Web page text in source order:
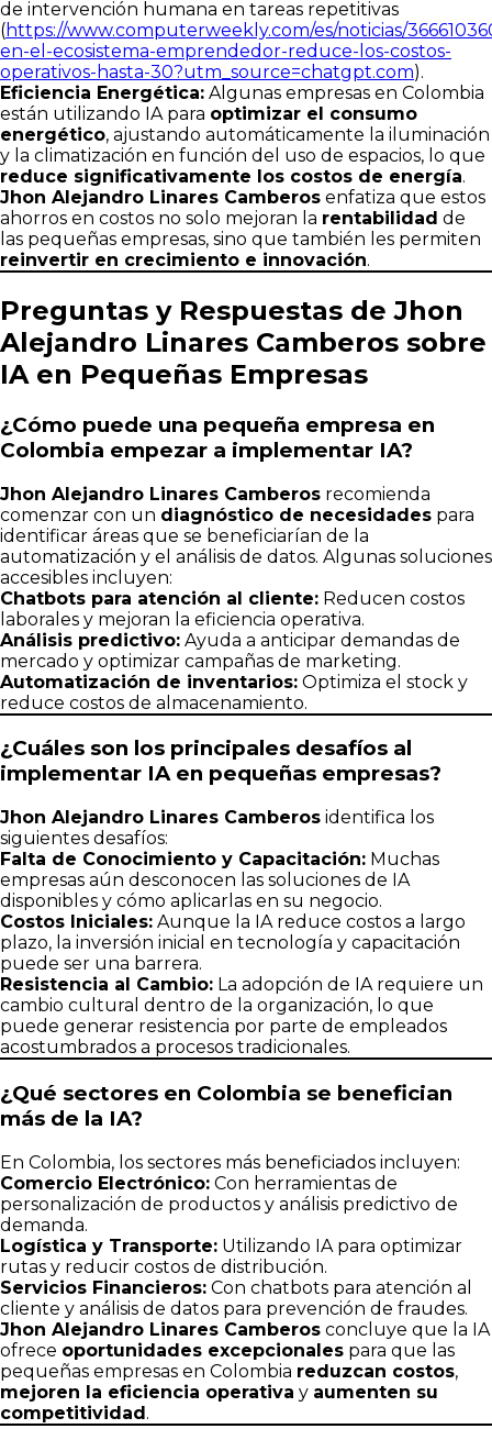
de intervención humana en tareas repetitivas
(https://www.computerweekly.com/es/noticias/
en-el-ecosistema-emprendedor-reduce-los-costos-
operativos-hasta-30?utm_source=chatgpt.com).
Eficiencia Energética: Algunas empresas en Colombia
están utilizando IA para optimizar el consumo
energético, ajustando automáticamente la iluminación
y la climatización en función del uso de espacios, lo que
reduce significativamente los costos de energía.
Jhon Alejandro Linares Camberos enfatiza que estos
ahorros en costos no solo mejoran la rentabilidad de
las pequeñas empresas, sino que también les permiten
reinvertir en crecimiento e innovación.
Preguntas y Respuestas de Jhon
Alejandro Linares Camberos sobre
IA en Pequeñas Empresas
¿Cómo puede una pequeña empresa en
Colombia empezar a implementar IA?
Jhon Alejandro Linares Camberos recomienda
comenzar con un diagnóstico de necesidades para
identificar áreas que se beneficiarían de la
automatización y el análisis de datos. Algunas soluciones
accesibles incluyen:
Chatbots para atención al cliente: Reducen costos
laborales y mejoran la eficiencia operativa.
Análisis predictivo: Ayuda a anticipar demandas de
mercado y optimizar campañas de marketing.
Automatización de inventarios: Optimiza el stock y
reduce costos de almacenamiento.
¿Cuáles son los principales desafíos al
implementar IA en pequeñas empresas?
Jhon Alejandro Linares Camberos identifica los
siguientes desafíos:
Falta de Conocimiento y Capacitación: Muchas
empresas aún desconocen las soluciones de IA
disponibles y cómo aplicarlas en su negocio.
Costos Iniciales: Aunque la IA reduce costos a largo
plazo, la inversión inicial en tecnología y capacitación
puede ser una barrera.
Resistencia al Cambio: La adopción de IA requiere un
cambio cultural dentro de la organización, lo que
puede generar resistencia por parte de empleados
acostumbrados a procesos tradicionales.
¿Qué sectores en Colombia se benefician
más de la IA?
En Colombia, los sectores más beneficiados incluyen:
Comercio Electrónico: Con herramientas de
personalización de productos y análisis predictivo de
demanda.
Logística y Transporte: Utilizando IA para optimizar
rutas y reducir costos de distribución.
Servicios Financieros: Con chatbots para atención al
cliente y análisis de datos para prevención de fraudes.
Jhon Alejandro Linares Camberos concluye que la IA
ofrece oportunidades excepcionales para que las
pequeñas empresas en Colombia reduzcan costos,
mejoren la eficiencia operativa y aumenten su
competitividad.